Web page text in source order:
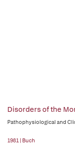
Disorders of the
Pathophysiological and
1981 | Buch